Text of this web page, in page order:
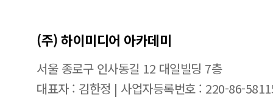
(주) 하이미디어 아카데미
서울 종로구 인사동길 12 대일빌딩 7층
대표자 : 김한정 | 사업자등록번호 : 220-86-